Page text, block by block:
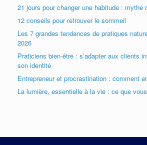
21 jours pour changer une habitude : mythe
12 conseils pour retrouver le sommeil
Les 7 grandes tendances de pratiques
2026
Praticiens bien-être : s’adapter aux clients
son identité
Entrepreneur et procrastination : comment
La lumière, essentielle à la vie : ce que